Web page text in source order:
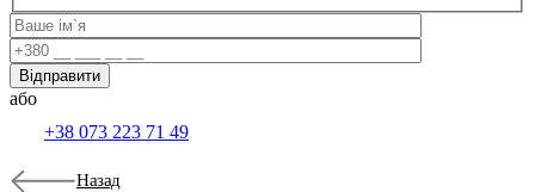
або
+38 073 223 71 49
Назад